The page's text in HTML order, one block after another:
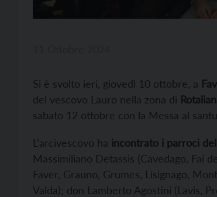
Si è svolto ieri, giovedì 10 ottobre, a
del vescovo Lauro nella zona di
sabato 12 ottobre con la Messa al
L’arcivescovo ha incontrato i parroci
Massimiliano Detassis (Cavedago, Fai
Faver, Grauno, Grumes, Lisignago,
Valda); don Lamberto Agostini (Lavis,